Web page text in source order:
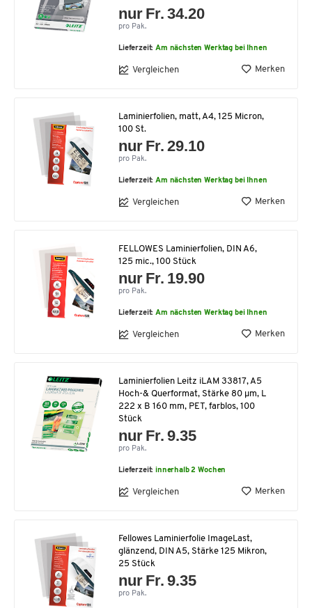
nur Fr. 34.20
pro Pak.
Lieferzeit:Am nächsten Werktag bei Ihnen
Vergleichen Merken
Laminierfolien, matt, A4, 125 Micron,
100 St.
nur Fr. 29.10
pro Pak.
Lieferzeit:Am nächsten Werktag bei Ihnen
Vergleichen Merken
FELLOWES Laminierfolien, DIN A6,
125 mic., 100 Stück
nur Fr. 19.90
pro Pak.
Lieferzeit:Am nächsten Werktag bei Ihnen
Vergleichen Merken
Laminierfolien Leitz iLAM 33817, A5
Hoch-& Querformat, Stärke 80 µm, L
222 x B 160 mm, PET, farblos, 100
Stück
nur Fr. 9.35
pro Pak.
Lieferzeit:innerhalb 2 Wochen
Vergleichen Merken
Fellowes Laminierfolie ImageLast,
glänzend, DIN A5, Stärke 125 Mikron,
25 Stück
nur Fr. 9.35
pro Pak.